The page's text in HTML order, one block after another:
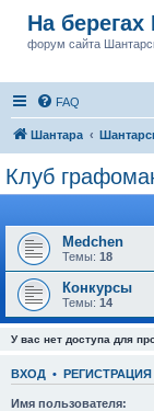
На
форум сайта
FAQ
Шантара
Клуб
Medchen
Темы: 18
Конкурсы
Темы: 14
У вас нет доступа для
ВХОД • РЕГИСТРАЦИЯ
Имя пользователя: